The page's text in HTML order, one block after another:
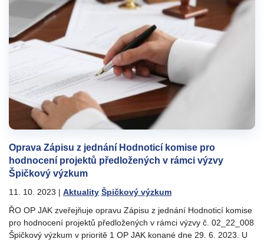
Oprava Zápisu z jednání Hodnoticí komise pro
hodnocení projektů předložených v rámci výzvy
Špičkový výzkum
11. 10. 2023 | Aktuality Špičkový výzkum
ŘO OP JAK zveřejňuje opravu Zápisu z jednání Hodnoticí komise
pro hodnocení projektů předložených v rámci výzvy č. 02_22_008
Špičkový výzkum v prioritě 1 OP JAK konané dne 29. 6. 2023. U